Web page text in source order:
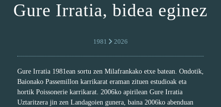
Gure Irratia, bidea eginez
1981 2026
Gure Irratia 1981ean sortu zen Milafrankako etxe batean. Ondotik,
Baionako Passemillon karrikarat eraman zituen estudioak eta
hortik Poissonerie karrikarat. 2006ko apirilean Gure Irratia
Uztaritzera jin zen Landagoien gunera, baina 2006ko abenduan